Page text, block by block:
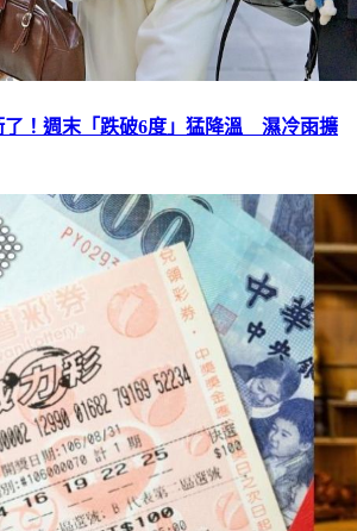
了！週末「跌破6度」猛降溫 濕冷雨擴